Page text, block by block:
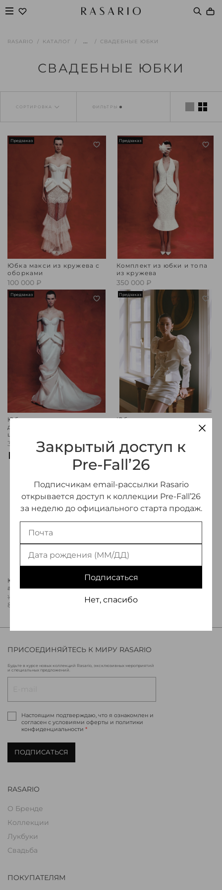
RASARIO КАТАЛОГ ... СВАДЕБНЫЕ ЮБКИ
СВАДЕБНЫЕ ЮБКИ
СОРТИРОВКА ФИЛЬТРЫ
Предзаказ
Юбка макси из кружева с
оборками
100 000 ₽
Предзаказ
Комплект из юбки и топа
из кружева
350 000 ₽
Предзаказ
Юбка макси из атласа
драпированная со
шлейфом
340 000 ₽
Предзаказ
Юбка мини из атласа
Юбка макси узкая из
атласа
165 000 ₽
82 500 ₽
RASARIO
О Бренде
Коллекции
Лукбуки
Свадьба
ПОКУПАТЕЛЯМ
ПРИСОЕДИНЯЙТЕСЬ К МИРУ RASARIO
Будьте в курсе новых коллекций Rasario, эксклюзивных мероприятий
и специальных предложений.
Настоящим подтверждаю, что я ознакомлен и
согласен с условиями оферты и политики
конфиденциальности *
ПОДПИСАТЬСЯ
Закрытый доступ к
Pre-Fall’26
Подписчикам email-рассылки Rasario
открывается доступ к коллекции Pre-Fall’26
за неделю до официального старта продаж.
Подписаться
Нет, спасибо